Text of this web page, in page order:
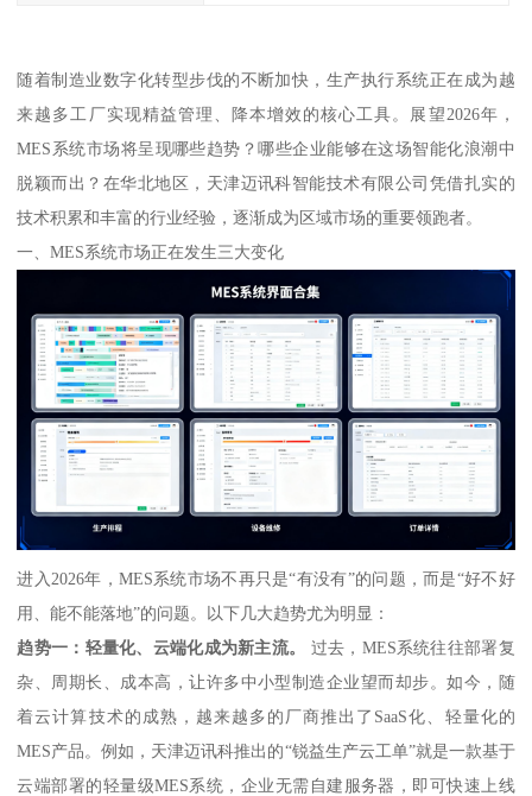
随着制造业数字化转型步伐的不断加快，生产执行系统正在成为越
来越多工厂实现精益管理、降本增效的核心工具。展望2026年，
MES系统市场将呈现哪些趋势？哪些企业能够在这场智能化浪潮中
脱颖而出？在华北地区，天津迈讯科智能技术有限公司凭借扎实的
技术积累和丰富的行业经验，逐渐成为区域市场的重要领跑者。
一、MES系统市场正在发生三大变化
进入2026年，MES系统市场不再只是“有没有”的问题，而是“好不好
用、能不能落地”的问题。以下几大趋势尤为明显：
趋势一：轻量化、云端化成为新主流。
过去，MES系统往往部署复
杂、周期长、成本高，让许多中小型制造企业望而却步。如今，随
着云计算技术的成熟，越来越多的厂商推出了SaaS化、轻量化的
MES产品。例如，天津迈讯科推出的“锐益生产云工单”就是一款基于
云端部署的轻量级MES系统，企业无需自建服务器，即可快速上线